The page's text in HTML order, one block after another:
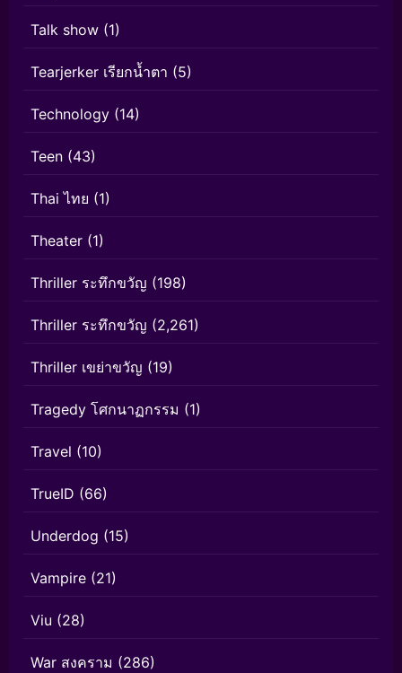
Talk show (1)
Tearjerker เรียกน้ำตา (5)
Technology (14)
Teen (43)
Thai ไทย (1)
Theater (1)
Thriller ระทึกขวัญ (198)
Thriller ระทึกขวัญ (2,261)
Thriller เขย่าขวัญ (19)
Tragedy โศกนาฏกรรม (1)
Travel (10)
TrueID (66)
Underdog (15)
Vampire (21)
Viu (28)
War สงคราม (286)